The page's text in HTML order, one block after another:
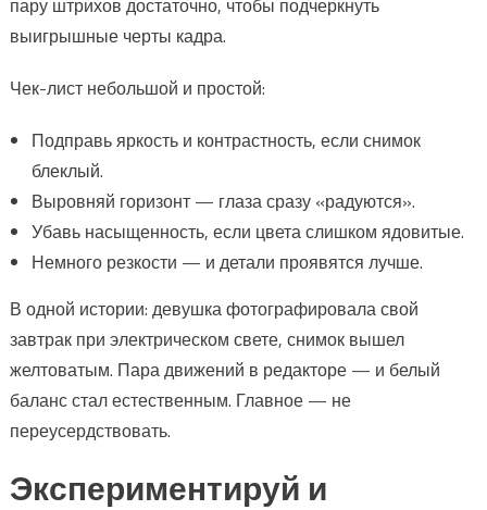
выигрышные черты кадра.
Чек-лист небольшой и простой:
Подправь яркость и контрастность, если снимок
блеклый.
Выровняй горизонт — глаза сразу «радуются».
Убавь насыщенность, если цвета слишком ядовитые.
Немного резкости — и детали проявятся лучше.
В одной истории: девушка фотографировала свой
завтрак при электрическом свете, снимок вышел
желтоватым. Пара движений в редакторе — и белый
баланс стал естественным. Главное — не
переусердствовать.
Экспериментируй и